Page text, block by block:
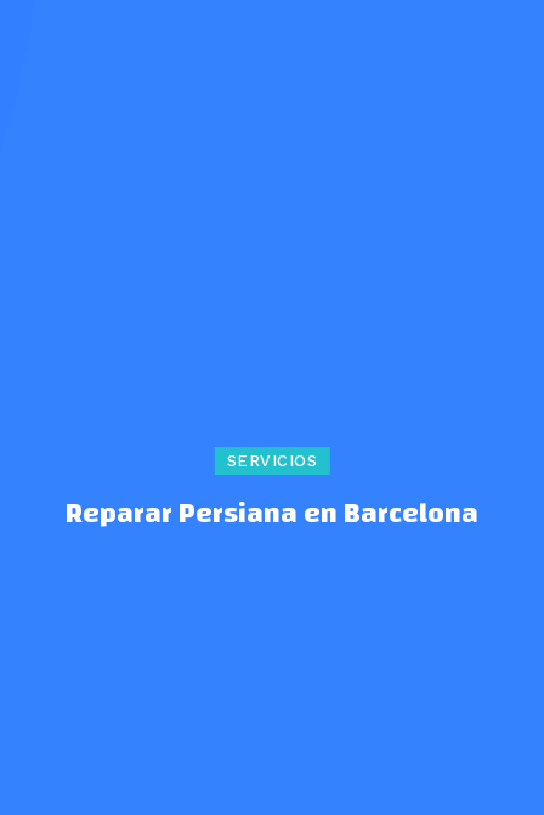
SERVICIOS
Reparar Persiana en Barcelona